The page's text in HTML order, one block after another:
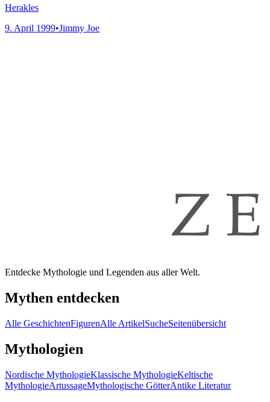
Herakles
9. April 1999•Jimmy Joe
Entdecke Mythologie und Legenden aus aller Welt.
Mythen entdecken
Alle GeschichtenFigurenAlle ArtikelSucheSeitenübersicht
Mythologien
Nordische MythologieKlassische MythologieKeltische
MythologieArtussageMythologische GötterAntike Literatur